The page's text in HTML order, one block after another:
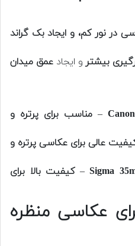
در نور کم، و ایجاد بک گراند
بیشتر و ایجاد عمق میدان
– مناسب برای پرتره و
عالی برای عکاسی پرتره و
Sigma
–کیفیت بالا برای
عکاسی منظره